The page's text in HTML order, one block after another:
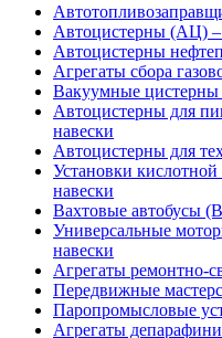
Автоцистерны (АЦ) –
Автоцистерны
Агрегаты сбора
Вакуумные
Автоцистерны для
навески
Автоцистерны для
Установки
навески
Вахтовые автобусы
Универсальные
навески
Агрегаты ремонтно-
Передвижные
Паропромысловые
Агрегаты